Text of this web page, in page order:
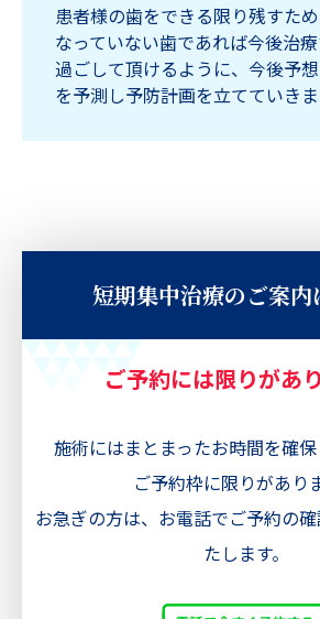
患者様の歯をできる限り残すた
なっていない歯であれば今後治
過ごして頂けるように、今後予
を予測し予防計画を立てていきま
短期集中治療のご案内
ご予約には限りがあり
施術にはまとまったお時間を確保
ご予約枠に限りがあり
お急ぎの方は、お電話でご予約の
たします。